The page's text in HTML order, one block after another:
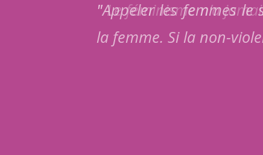
"Appeler les femmes le
la femme. Si la non-